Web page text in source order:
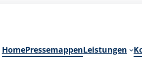
HomePressemappenLeistungen